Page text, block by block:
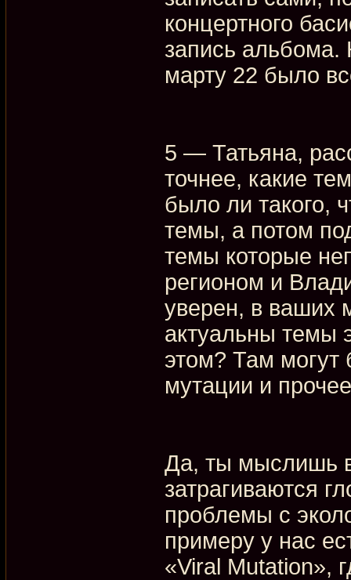
концертного
запись альбома.
марту 22 было
5 — Татьяна,
точнее, какие
было ли такого,
темы, а потом
темы которые
регионом и
уверен, в ваших
актуальны темы
этом? Там могут
мутации и
Да, ты мыслишь
затрагиваются
проблемы с
примеру у нас
«Viral Mutation»,